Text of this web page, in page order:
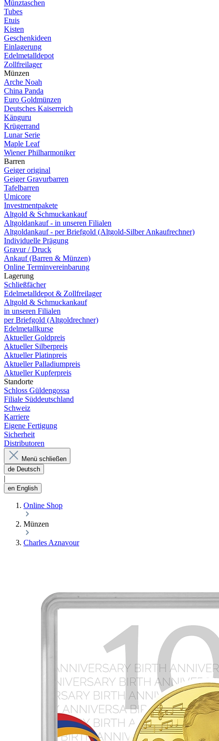
Münztaschen
Tubes
Etuis
Kisten
Geschenkideen
Einlagerung
Edelmetalldepot
Zollfreilager
Münzen
Arche Noah
China Panda
Euro Goldmünzen
Deutsches Kaiserreich
Känguru
Krügerrand
Lunar Serie
Maple Leaf
Wiener Philharmoniker
Barren
Geiger original
Geiger Gravurbarren
Tafelbarren
Umicore
Investmentpakete
Altgold & Schmuckankauf
Altgoldankauf - in unseren Filialen
Altgoldankauf - per Briefgold (Altgold-Silber Ankaufrechner)
Individuelle Prägung
Gravur / Druck
Ankauf (Barren & Münzen)
Online Terminvereinbarung
Lagerung
Schließfächer
Edelmetalldepot & Zollfreilager
Altgold & Schmuckankauf
in unseren Filialen
per Briefgold (Altgoldrechner)
Edelmetallkurse
Aktueller Goldpreis
Aktueller Silberpreis
Aktueller Platinpreis
Aktueller Palladiumpreis
Aktueller Kupferpreis
Standorte
Schloss Güldengossa
Filiale Süddeutschland
Schweiz
Karriere
Eigene Fertigung
Sicherheit
Distributoren
Menü schließen
de Deutsch
en English
Online Shop
Münzen
Charles Aznavour